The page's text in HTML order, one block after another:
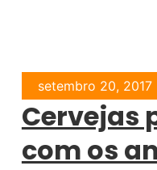
setembro 20, 2017
Cervejas
com os